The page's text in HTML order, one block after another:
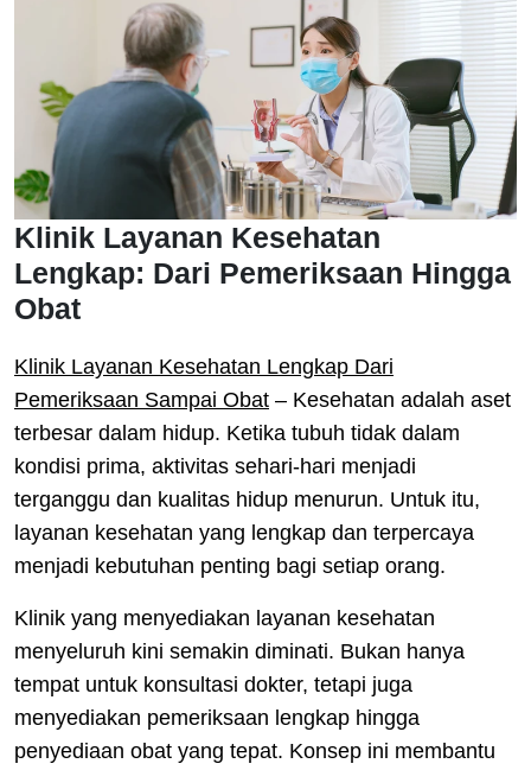
Klinik Layanan Kesehatan
Lengkap: Dari Pemeriksaan Hingga
Obat
Klinik Layanan Kesehatan Lengkap Dari
Pemeriksaan Sampai Obat – Kesehatan adalah aset
terbesar dalam hidup. Ketika tubuh tidak dalam
kondisi prima, aktivitas sehari-hari menjadi
terganggu dan kualitas hidup menurun. Untuk itu,
layanan kesehatan yang lengkap dan terpercaya
menjadi kebutuhan penting bagi setiap orang.
Klinik yang menyediakan layanan kesehatan
menyeluruh kini semakin diminati. Bukan hanya
tempat untuk konsultasi dokter, tetapi juga
menyediakan pemeriksaan lengkap hingga
penyediaan obat yang tepat. Konsep ini membantu